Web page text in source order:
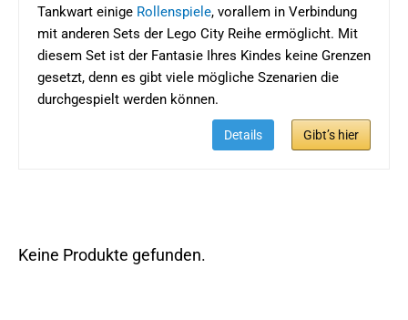
Tankwart einige Rollenspiele, vorallem in Verbindung
mit anderen Sets der Lego City Reihe ermöglicht. Mit
diesem Set ist der Fantasie Ihres Kindes keine Grenzen
gesetzt, denn es gibt viele mögliche Szenarien die
durchgespielt werden können.
Details Gibt’s hier
Keine Produkte gefunden.